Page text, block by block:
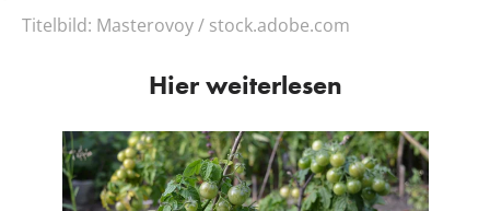
Titelbild: Masterovoy / stock.adobe.com
Hier weiterlesen